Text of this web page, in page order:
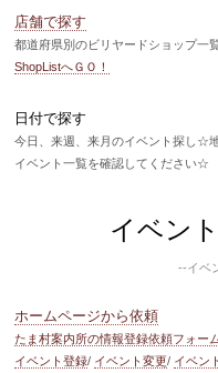
店舗で探す
都道府県別のビリヤードショップ一
ShopListへＧＯ！
日付で探す
今日、来週、来月のイベント探し☆
イベント一覧を確認してください☆
イベン
--イベ
ホームページから依頼
たま村案内所の情報登録依頼フォー
イベント登録/ イベント変更/ イベン